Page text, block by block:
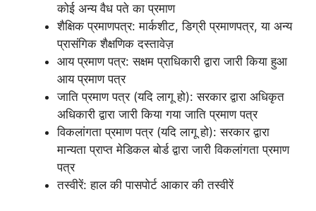
कोई अन्य वैध पते का प्रमाण
शैक्षिक प्रमाणपत्र: मार्कशीट, डिग्री प्रमाणपत्र, या अन्य
प्रासंगिक शैक्षणिक दस्तावेज़
आय प्रमाण पत्र: सक्षम प्राधिकारी द्वारा जारी किया हुआ
आय प्रमाण पत्र
जाति प्रमाण पत्र (यदि लागू हो): सरकार द्वारा अधिकृत
अधिकारी द्वारा जारी किया गया जाति प्रमाण पत्र
विकलांगता प्रमाण पत्र (यदि लागू हो): सरकार द्वारा
मान्यता प्राप्त मेडिकल बोर्ड द्वारा जारी विकलांगता प्रमाण
पत्र
तस्वीरें: हाल की पासपोर्ट आकार की तस्वीरें